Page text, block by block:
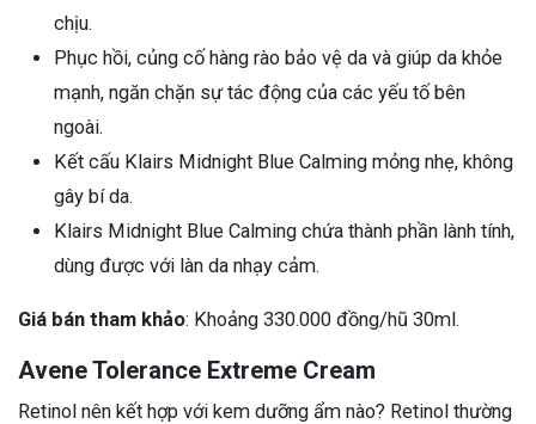
chịu.
Phục hồi, củng cố hàng rào bảo vệ da và giúp da khỏe
mạnh, ngăn chặn sự tác động của các yếu tố bên
ngoài.
Kết cấu Klairs Midnight Blue Calming mỏng nhẹ, không
gây bí da.
Klairs Midnight Blue Calming chứa thành phần lành tính,
dùng được với làn da nhạy cảm.
Giá bán tham khảo: Khoảng 330.000 đồng/hũ 30ml.
Avene Tolerance Extreme Cream
Retinol nên kết hợp với kem dưỡng ẩm nào? Retinol thường